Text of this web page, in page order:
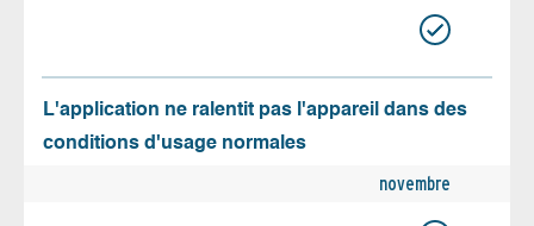
L'application ne ralentit pas l'appareil dans des
conditions d'usage normales
novembre